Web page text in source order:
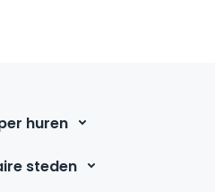
huren
steden